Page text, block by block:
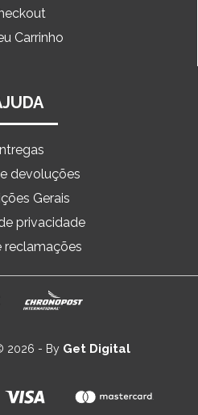
Carrinho
devoluções
Gerais
privacidade
reclamações
2026 - By Get Digital